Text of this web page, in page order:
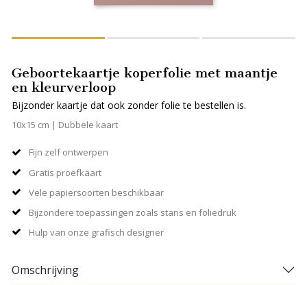
Geboortekaartje koperfolie met maantje
en kleurverloop
Bijzonder kaartje dat ook zonder folie te bestellen is.
10x15 cm | Dubbele kaart
Fijn zelf ontwerpen
Gratis proefkaart
Vele papiersoorten beschikbaar
Bijzondere toepassingen zoals stans en foliedruk
Hulp van onze grafisch designer
Omschrijving